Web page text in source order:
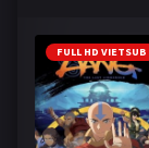
FULL HD VIETSUB